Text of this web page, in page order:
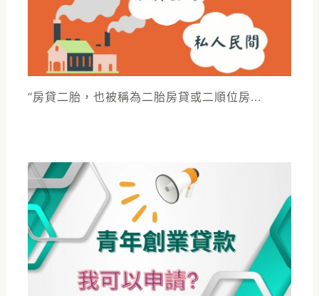
“房貸二胎，也被稱為二胎房貸或二順位房...